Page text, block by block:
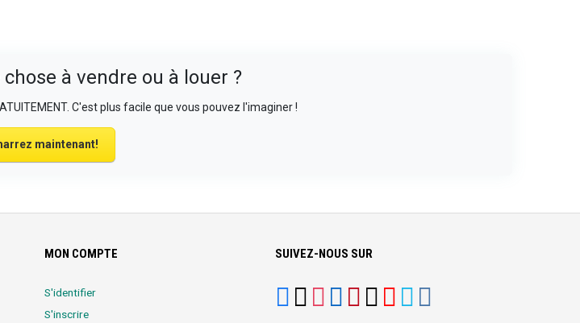
à vendre ou à louer ?
C'est plus facile que vous pouvez l'imaginer !
maintenant!
MON COMPTE
S'identifier
S'inscrire
SUIVEZ-NOUS SUR